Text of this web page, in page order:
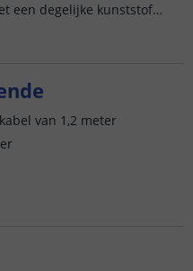
een degelijke kunststof
van 1,2 meter